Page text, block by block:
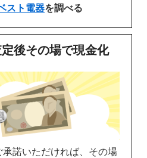
スト電器を調べる
後その場で現金化
承諾いただければ、その場